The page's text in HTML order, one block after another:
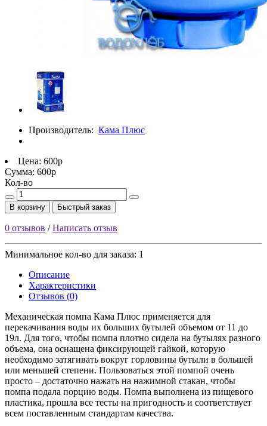
Производитель: Кама Плюс
Цена: 600р
Сумма: 600р
Кол-во
В корзину Быстрый заказ
0 отзывов /Написать отзыв
Минимальное кол-во для заказа: 1
Описание
Характеристики
Отзывов (0)
Механическая помпа Кама Плюс применяется для
перекачивания воды их больших бутылей объемом от 11 до
19л. Для того, чтобы помпа плотно сидела на бутылях разного
объема, она оснащена фиксирующей гайкой, которую
необходимо затягивать вокруг горловины бутыли в большей
или меньшей степени. Пользоваться этой помпой очень
просто – достаточно нажать на нажимной стакан, чтобы
помпа подала порцию воды. Помпа выполнена из пищевого
пластика, прошла все тесты на пригодность и соответствует
всем поставленным стандартам качества.